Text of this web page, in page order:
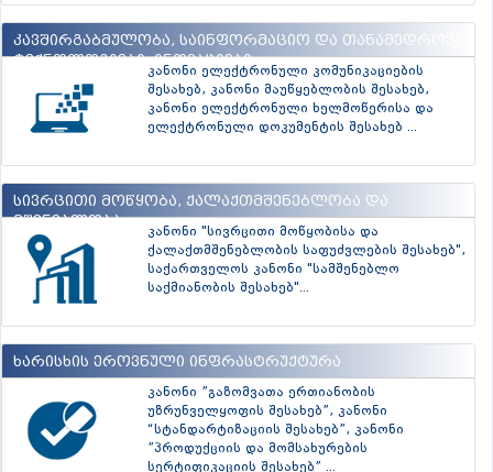
კავშირგაბმულობა, საინფორმაციო და თანამედროვე
ტექნოლოგიები, ინოვაციები
კანონი ელექტრონული კომუნიკაციების
შესახებ, კანონი მაუწყებლობის შესახებ,
კანონი ელექტრონული ხელმოწერისა და
ელექტრონული დოკუმენტის შესახებ ...
სივრცითი მოწყობა, ქალაქთმშენებლობა და
მშენებლობა
კანონი "სივრცითი მოწყობისა და
ქალაქთმშენებლობის საფუძვლების შესახებ",
საქართველოს კანონი "სამშენებლო
საქმიანობის შესახებ"...
ხარისხის ეროვნული ინფრასტრუქტურა
კანონი ”გაზომვათა ერთიანობის
უზრუნველყოფის შესახებ”, კანონი
“სტანდარტიზაციის შესახებ”, კანონი
”პროდუქციის და მომსახურების
სერტიფიკაციის შესახებ” ...